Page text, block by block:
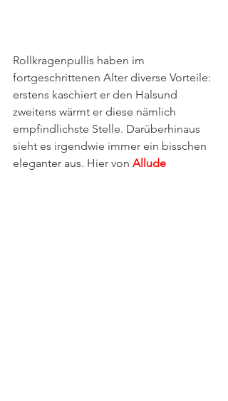
Rollkragenpullis haben im
fortgeschrittenen Alter diverse Vorteile:
erstens kaschiert er den Halsund
zweitens wärmt er diese nämlich
empfindlichste Stelle. Darüberhinaus
sieht es irgendwie immer ein bisschen
eleganter aus. Hier von Allude